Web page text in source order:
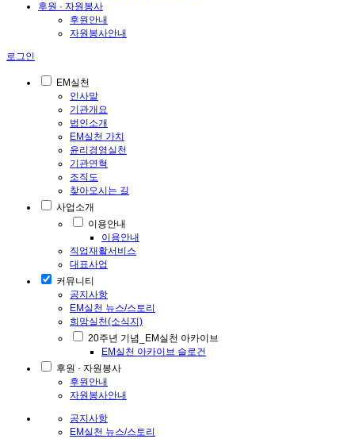
후원 · 자원봉사
후원안내
자원봉사안내
로그인
EM실천
인사말
기관개요
법인소개
EM실천 가치
윤리경영실천
기관연혁
조직도
찾아오시는 길
사업소개
이용안내
이용안내
직업재활서비스
대표사업
커뮤니티
공지사항
EM실천 뉴스/스토리
희망실천(소식지)
20주년 기념_EM실천 아카이브
EM실천 아카이브 슬로건
후원 · 자원봉사
후원안내
자원봉사안내
공지사항
EM실천 뉴스/스토리